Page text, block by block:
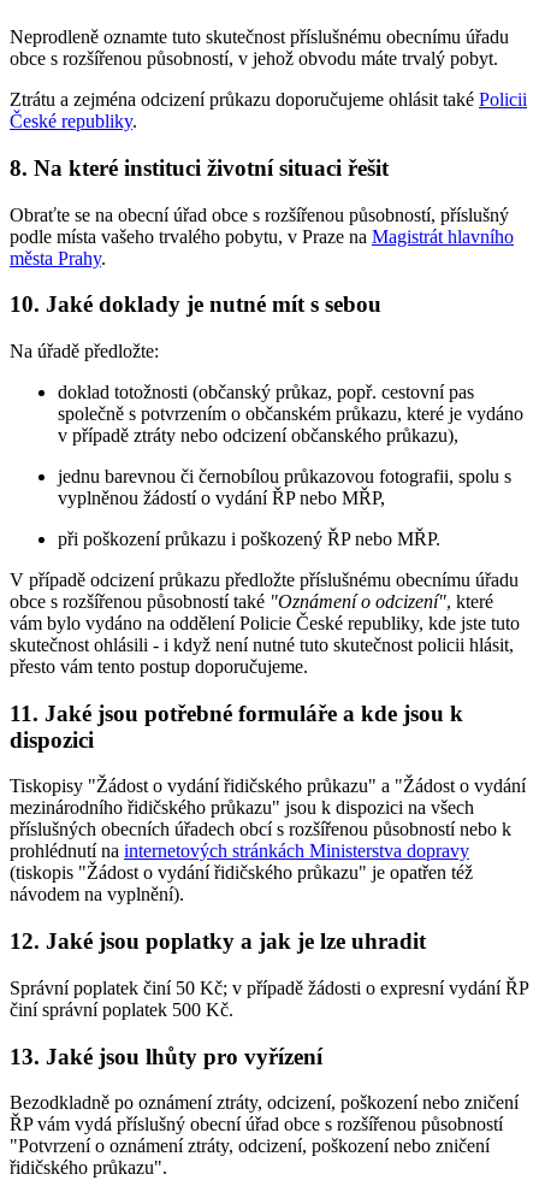
Neprodleně oznamte tuto skutečnost příslušnému obecnímu úřadu
obce s rozšířenou působností, v jehož obvodu máte trvalý pobyt.
Ztrátu a zejména odcizení průkazu doporučujeme ohlásit také Policii
České republiky.
8. Na které instituci životní situaci řešit
Obraťte se na obecní úřad obce s rozšířenou působností, příslušný
podle místa vašeho trvalého pobytu, v Praze na Magistrát hlavního
města Prahy.
10. Jaké doklady je nutné mít s sebou
Na úřadě předložte:
doklad totožnosti (občanský průkaz, popř. cestovní pas
společně s potvrzením o občanském průkazu, které je vydáno
v případě ztráty nebo odcizení občanského průkazu),
jednu barevnou či černobílou průkazovou fotografii, spolu s
vyplněnou žádostí o vydání ŘP nebo MŘP,
při poškození průkazu i poškozený ŘP nebo MŘP.
V případě odcizení průkazu předložte příslušnému obecnímu úřadu
obce s rozšířenou působností také "Oznámení o odcizení", které
vám bylo vydáno na oddělení Policie České republiky, kde jste tuto
skutečnost ohlásili - i když není nutné tuto skutečnost policii hlásit,
přesto vám tento postup doporučujeme.
11. Jaké jsou potřebné formuláře a kde jsou k
dispozici
Tiskopisy "Žádost o vydání řidičského průkazu" a "Žádost o vydání
mezinárodního řidičského průkazu" jsou k dispozici na všech
příslušných obecních úřadech obcí s rozšířenou působností nebo k
prohlédnutí na internetových stránkách Ministerstva dopravy
(tiskopis "Žádost o vydání řidičského průkazu" je opatřen též
návodem na vyplnění).
12. Jaké jsou poplatky a jak je lze uhradit
Správní poplatek činí 50 Kč; v případě žádosti o expresní vydání ŘP
činí správní poplatek 500 Kč.
13. Jaké jsou lhůty pro vyřízení
Bezodkladně po oznámení ztráty, odcizení, poškození nebo zničení
ŘP vám vydá příslušný obecní úřad obce s rozšířenou působností
"Potvrzení o oznámení ztráty, odcizení, poškození nebo zničení
řidičského průkazu".